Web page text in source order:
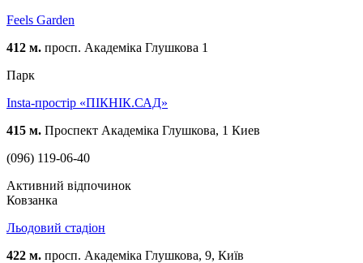
Feels Garden
412 м. просп. Академіка Глушкова 1
Парк
Insta-простір «ПІКНІК.САД»
415 м. Проспект Академіка Глушкова, 1 Киев
(096) 119-06-40
Активний відпочинок
Ковзанка
Льодовий стадіон
422 м. просп. Академіка Глушкова, 9, Київ